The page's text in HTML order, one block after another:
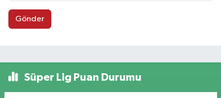
Gönder
Süper Lig Puan Durumu